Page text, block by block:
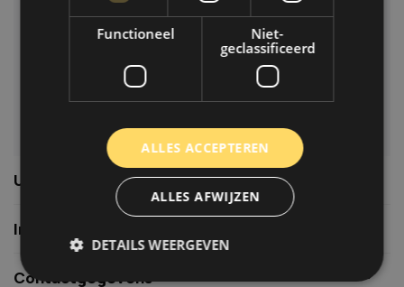
Veelgestelde vragen
06-39119169
info@autoklusser.nl
Usefull links
Informatie
Contactgegevens
Functioneel
Niet-
geclassificeerd
ALLES ACCEPTEREN
ALLES AFWIJZEN
DETAILS WEERGEVEN